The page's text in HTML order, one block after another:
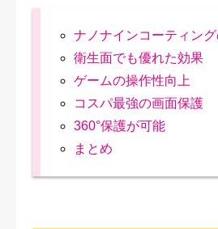
ナノナインコーティン
衛生面でも優れた効果
ゲームの操作性向上
コスパ最強の画面保護
360°保護が可能
まとめ